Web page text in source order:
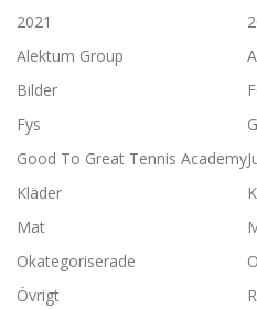
2021
Alektum Group
Bilder
Fys
Good To Great Tennis Academy
Kläder
Mat
Okategoriserade
Övrigt